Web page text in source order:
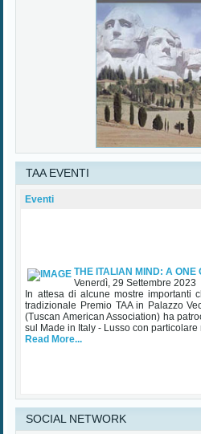
TAA EVENTI
Eventi
Premio Toscana USA Palazzo Vecchio
Mercoledì, 25 Ottobre 2023
Il Sindaco del Comune di Firenze
Toscana Usa con i Presidenti
la Console Generale degli Stati Uniti
lieti di invitarVi al tradizionale PREMIO
terrà mercoledì 25...
(Tuscan American Association) ha
sul Made in Italy - Lusso con particolare
Read More...
SOCIAL NETWORK